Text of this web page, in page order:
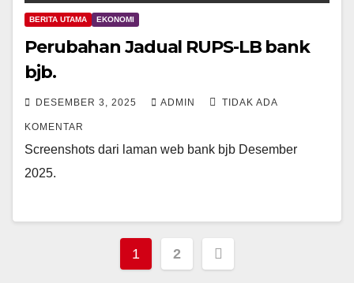
BERITA UTAMA EKONOMI
Perubahan Jadual RUPS-LB bank
bjb.
DESEMBER 3, 2025 ADMIN TIDAK ADA
KOMENTAR
Screenshots dari laman web bank bjb Desember
2025.
Paginasi
1 2